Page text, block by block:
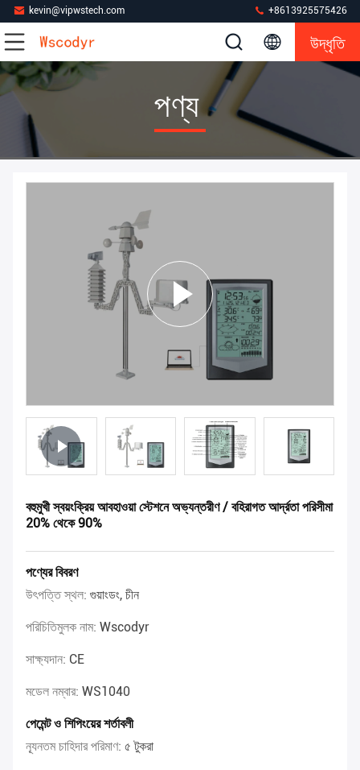
kevin@vipwstech.com +8613925575426
উদ্ধৃতি
পণ্য
বহুমুখী স্বয়ংক্রিয় আবহাওয়া স্টেশনে অভ্যন্তরীণ / বহিরাগত আর্দ্রতা পরিসীমা
20% থেকে 90%
পণ্যের বিবরণ
উৎপত্তি স্থল: গুয়াংডং, চীন
পরিচিতিমুলক নাম: Wscodyr
সাক্ষ্যদান: CE
মডেল নম্বার: WS1040
পেমেন্ট ও শিপিংয়ের শর্তাবলী
ন্যূনতম চাহিদার পরিমাণ: ৫ টুকরা